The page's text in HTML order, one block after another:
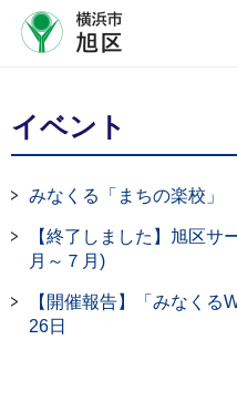
イベント
みなくる「まちの楽校」
【終了しました】旭区サ
月～７月)
【開催報告】「みなくる
26日